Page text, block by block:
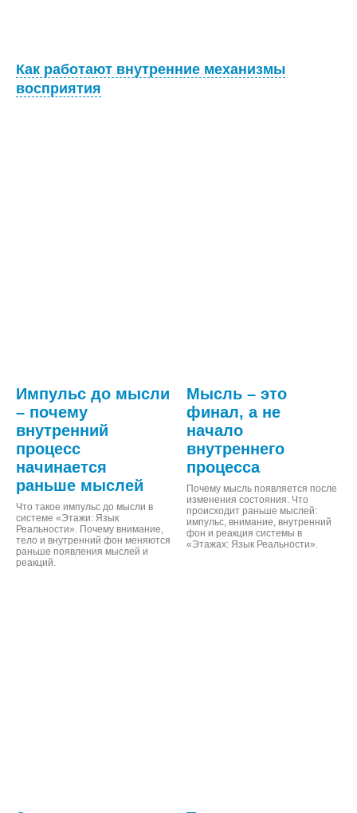
Как работают внутренние механизмы
восприятия
Импульс до мысли
– почему
внутренний
процесс
начинается
раньше мыслей
Что такое импульс до мысли в
системе «Этажи: Язык
Реальности». Почему внимание,
тело и внутренний фон меняются
раньше появления мыслей и
реакций.
Мысль – это
финал, а не
начало
внутреннего
процесса
Почему мысль появляется после
изменения состояния. Что
происходит раньше мыслей:
импульс, внимание, внутренний
фон и реакция системы в
«Этажах: Язык Реальности».